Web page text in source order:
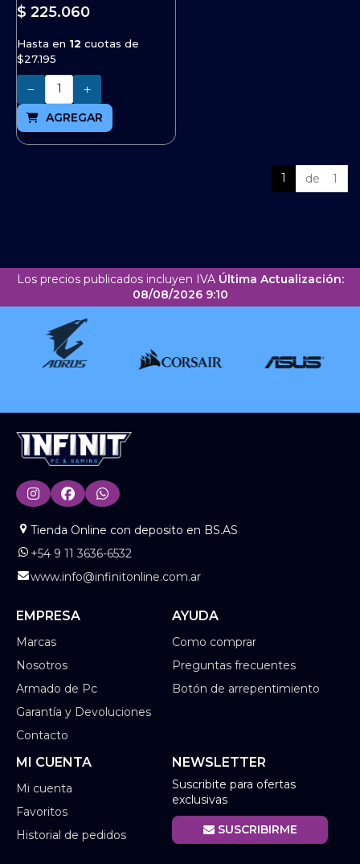
$ 225.060
Hasta en 12 cuotas de
$27.195
Cantidad
AGREGAR
1 de 1
Los precios publicados incluyen IVA Última Actualización:
08/08/2026 9:10
Tienda Online con deposito en BS.AS
+54 9 11 3636-6532
www.info@infinitonline.com.ar
EMPRESA
Marcas
Nosotros
Armado de Pc
Garantía y Devoluciones
Contacto
AYUDA
Como comprar
Preguntas frecuentes
Botón de arrepentimiento
MI CUENTA
Mi cuenta
Favoritos
Historial de pedidos
NEWSLETTER
Suscribite para ofertas
exclusivas
SUSCRIBIRME